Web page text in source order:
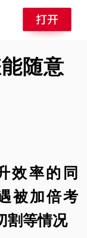
随意
效率的同
被加倍考
割等情况